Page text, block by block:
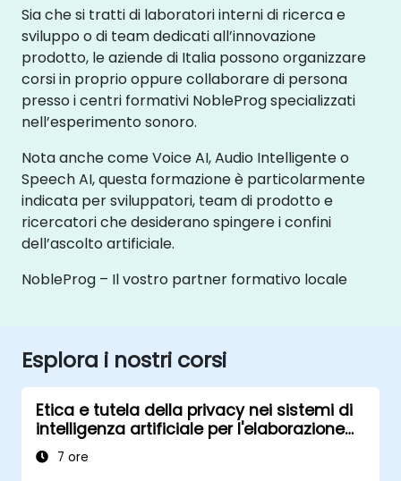
Sia che si tratti di laboratori interni di ricerca e
sviluppo o di team dedicati all’innovazione
prodotto, le aziende di Italia possono organizzare
corsi in proprio oppure collaborare di persona
presso i centri formativi NobleProg specializzati
nell’esperimento sonoro.
Nota anche come Voice AI, Audio Intelligente o
Speech AI, questa formazione è particolarmente
indicata per sviluppatori, team di prodotto e
ricercatori che desiderano spingere i confini
dell’ascolto artificiale.
NobleProg – Il vostro partner formativo locale
Esplora i nostri corsi
Etica e tutela della privacy nei sistemi di
intelligenza artificiale per l'elaborazione
audio7 ore